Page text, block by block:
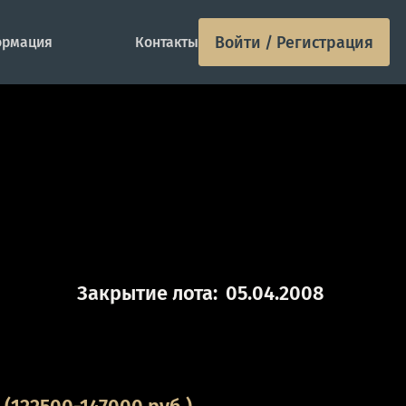
Контакты Войти / Регистрация
Закрытие лота: 05.04.2008